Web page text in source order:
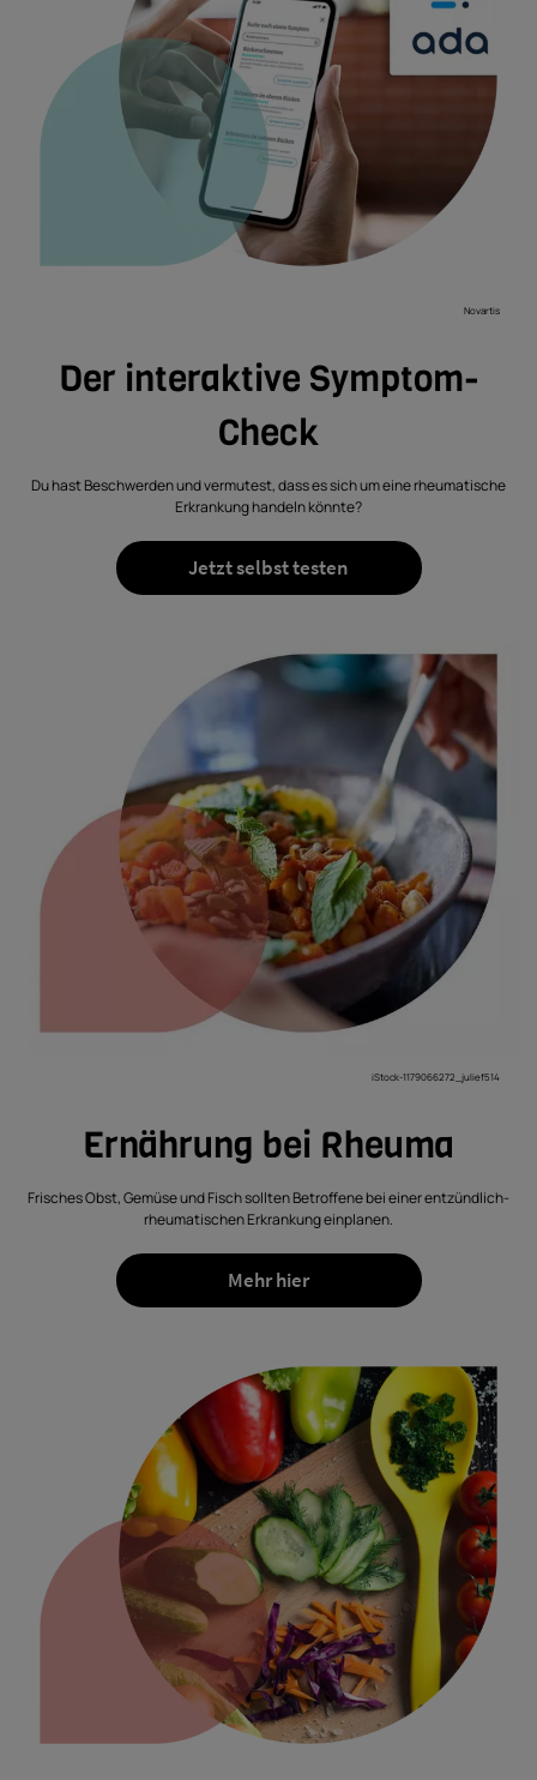
Novartis
Der interaktive Symptom-
Check
Du hast Beschwerden und vermutest, dass es sich um eine rheumatische
Erkrankung handeln könnte?
Jetzt selbst testen
iStock-1179066272_julief514
Ernährung bei Rheuma
Frisches Obst, Gemüse und Fisch sollten Betroffene bei einer entzündlich-
rheumatischen Erkrankung einplanen.
Mehr hier